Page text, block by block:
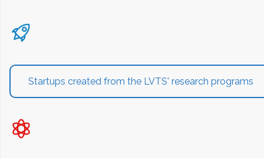
Startups created from the LVTS' research programs